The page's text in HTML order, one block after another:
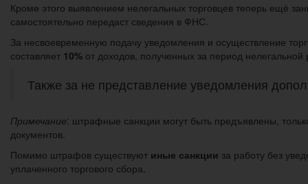
Кроме этого выявлением нелегальных торговцев теперь ещё
самостоятельно передаст сведения в ФНС.
За несвоевременную подачу уведомления и осуществление
составляет 10% от доходов, полученных за период
Также за не представление уведомления
Примечание: штрафные санкции могут быть предъявлены,
документов.
Помимо штрафов существуют иные санкции за работу без
уплаченного торгового сбора.